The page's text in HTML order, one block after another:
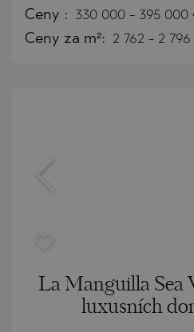
Ceny : 330 000 - 395 000
Ceny za m²: 2 762 - 2
La Manguilla Sea
luxusních